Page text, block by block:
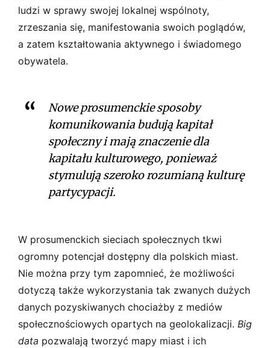
ludzi w sprawy swojej lokalnej wspólnoty,
zrzeszania się, manifestowania swoich poglądów,
a zatem kształtowania aktywnego i świadomego
obywatela.
Nowe prosumenckie sposoby
komunikowania budują kapitał
społeczny i mają znaczenie dla
kapitału kulturowego, ponieważ
stymulują szeroko rozumianą kulturę
partycypacji.
W prosumenckich sieciach społecznych tkwi
ogromny potencjał dostępny dla polskich miast.
Nie można przy tym zapomnieć, że możliwości
dotyczą także wykorzystania tak zwanych dużych
danych pozyskiwanych chociażby z mediów
społecznościowych opartych na geolokalizacji. Big
data pozwalają tworzyć mapy miast i ich